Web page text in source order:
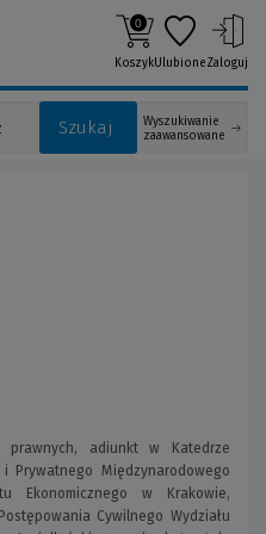
Szukaj
Wyszukiwanie
zaawansowane
0
KoszykUlubioneZaloguj
adiunkt w Katedrze
Prywatnego Międzynarodowego
Ekonomicznego w Krakowie,
Cywilnego Wydziału